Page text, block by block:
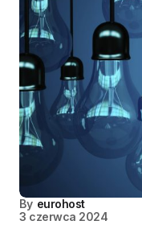
By eurohost
3 czerwca 2024